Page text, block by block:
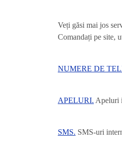
Veți găsi mai jos
Comandați pe site,
NUMERE DE
APELURI. Apeluri
SMS. SMS-uri